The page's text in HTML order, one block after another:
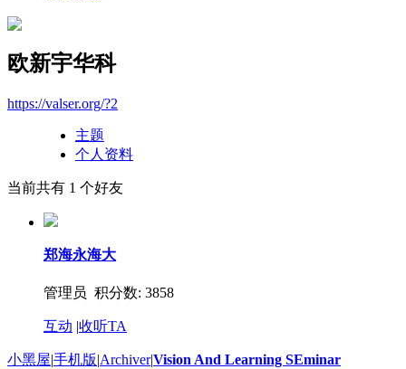
欧新宇华科
https://valser.org/?2
主题
个人资料
当前共有 1 个好友
郑海永海大
管理员 积分数: 3858
互动 |收听TA
小黑屋|手机版|Archiver|Vision And Learning SEminar